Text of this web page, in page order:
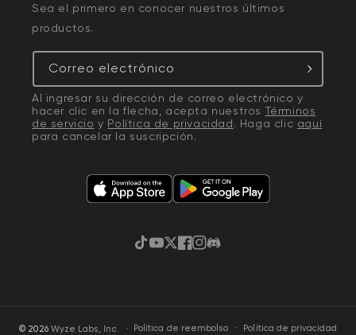
Sea el primero en conocer nuestros últimos
productos.
Correo electrónico
Al ingresar su dirección de correo electrónico y
hacer clic en la flecha, acepta nuestros Términos
de servicio y Política de privacidad. Haga clic aquí
para cancelar la suscripción.
TikTok
YouTube
Twitter
Facebook
Instagram
Discordia
© 2026 Wyze Labs, Inc. · Política de reembolso Política de privacidad